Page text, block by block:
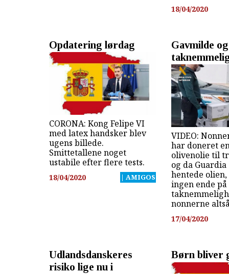
18/04/2020
Opdatering lørdag
CORONA: Kong Felipe VI
med latex handsker blev
ugens billede.
Smittetallene noget
ustabile efter flere tests.
18/04/2020 | AMIGOS
Gavmilde og
VIDEO:
har doneret
olivenolie til
og da
hentede
ingen ende på
nonnerne
17/04/2020
Udlandsdanskeres
risiko lige nu i
Børn bliver